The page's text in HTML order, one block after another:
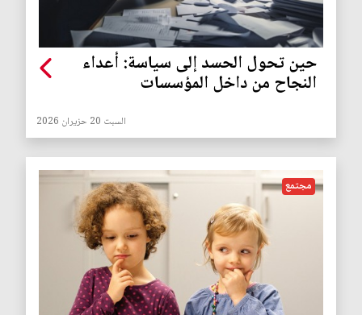
حين تحول الحسد إلى سياسة: أعداء
النجاح من داخل المؤسسات
السبت 20 حزيران 2026
مجتمع